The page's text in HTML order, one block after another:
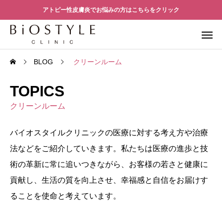
アトピー性皮膚炎でお悩みの方はこちらをクリック
BLOG クリーンルーム
TOPICS
クリーンルーム
バイオスタイルクリニックの医療に対する考え方や治療
法などをご紹介していきます。私たちは医療の進歩と技
術の革新に常に追いつきながら、お客様の若さと健康に
貢献し、生活の質を向上させ、幸福感と自信をお届けす
ることを使命と考えています。